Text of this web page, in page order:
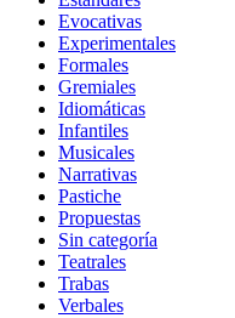
Evocativas
Experimentales
Formales
Gremiales
Idiomáticas
Infantiles
Musicales
Narrativas
Pastiche
Propuestas
Sin categoría
Teatrales
Trabas
Verbales